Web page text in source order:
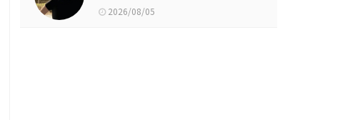
2026/08/05